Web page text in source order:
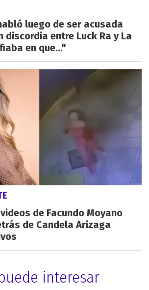
luego de ser acusada
discordia entre Luck Ra y La
en que..."
de Facundo Moyano
de Candela Arizaga
interesar